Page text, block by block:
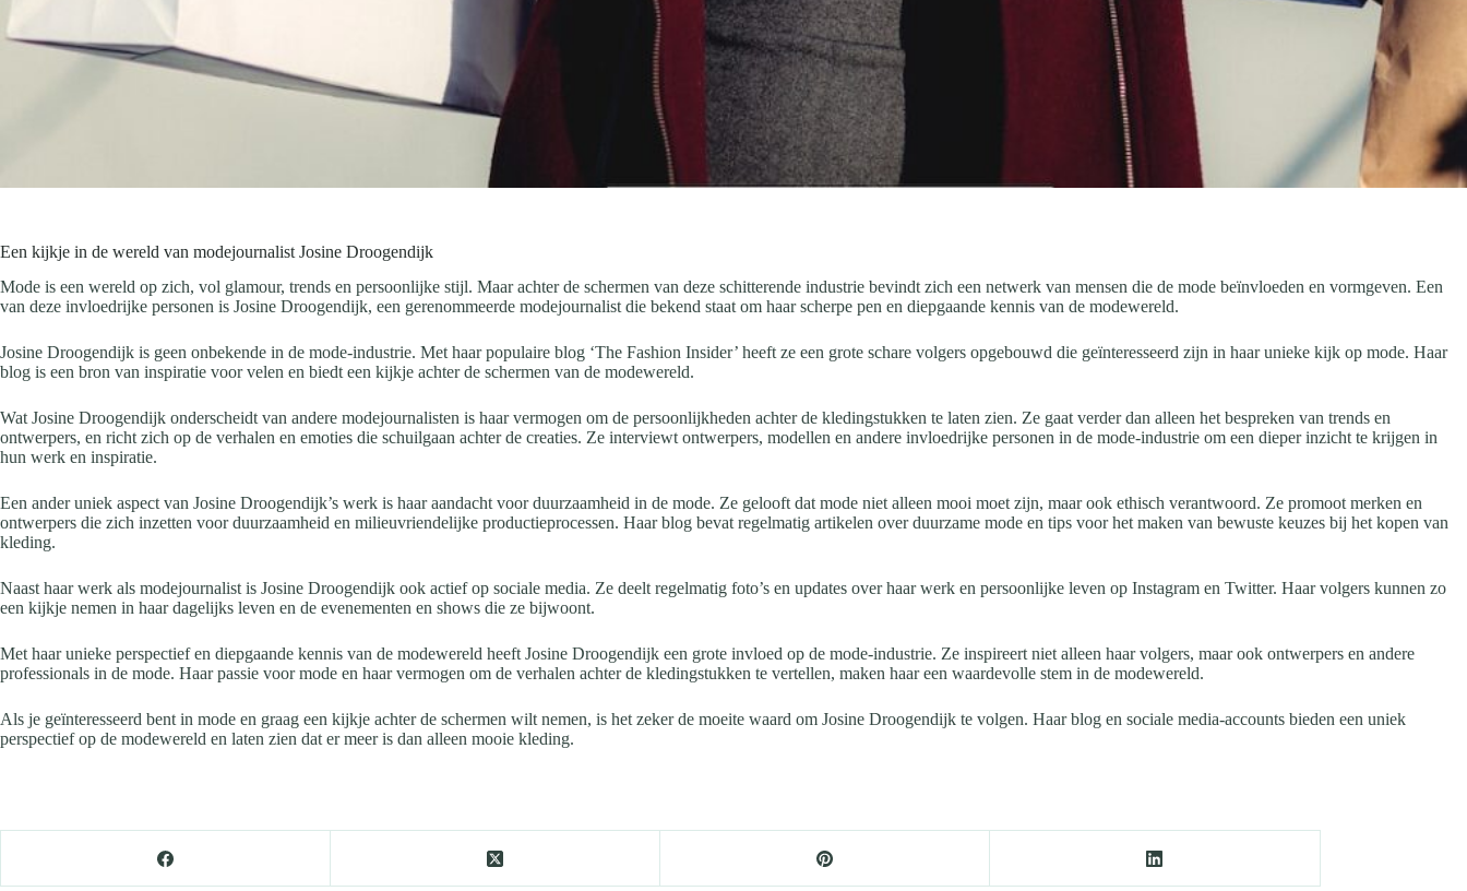
Een kijkje in de wereld van modejournalist Josine Droogendijk
Mode is een wereld op zich, vol glamour, trends en persoonlijke stijl. Maar achter de schermen van deze schitterende industrie bevindt zich een netwerk van mensen die de mode beïnvloeden en vormgeven. Een
van deze invloedrijke personen is Josine Droogendijk, een gerenommeerde modejournalist die bekend staat om haar scherpe pen en diepgaande kennis van de modewereld.
Josine Droogendijk is geen onbekende in de mode-industrie. Met haar populaire blog ‘The Fashion Insider’ heeft ze een grote schare volgers opgebouwd die geïnteresseerd zijn in haar unieke kijk op mode. Haar
blog is een bron van inspiratie voor velen en biedt een kijkje achter de schermen van de modewereld.
Wat Josine Droogendijk onderscheidt van andere modejournalisten is haar vermogen om de persoonlijkheden achter de kledingstukken te laten zien. Ze gaat verder dan alleen het bespreken van trends en
ontwerpers, en richt zich op de verhalen en emoties die schuilgaan achter de creaties. Ze interviewt ontwerpers, modellen en andere invloedrijke personen in de mode-industrie om een dieper inzicht te krijgen in
hun werk en inspiratie.
Een ander uniek aspect van Josine Droogendijk’s werk is haar aandacht voor duurzaamheid in de mode. Ze gelooft dat mode niet alleen mooi moet zijn, maar ook ethisch verantwoord. Ze promoot merken en
ontwerpers die zich inzetten voor duurzaamheid en milieuvriendelijke productieprocessen. Haar blog bevat regelmatig artikelen over duurzame mode en tips voor het maken van bewuste keuzes bij het kopen van
kleding.
Naast haar werk als modejournalist is Josine Droogendijk ook actief op sociale media. Ze deelt regelmatig foto’s en updates over haar werk en persoonlijke leven op Instagram en Twitter. Haar volgers kunnen zo
een kijkje nemen in haar dagelijks leven en de evenementen en shows die ze bijwoont.
Met haar unieke perspectief en diepgaande kennis van de modewereld heeft Josine Droogendijk een grote invloed op de mode-industrie. Ze inspireert niet alleen haar volgers, maar ook ontwerpers en andere
professionals in de mode. Haar passie voor mode en haar vermogen om de verhalen achter de kledingstukken te vertellen, maken haar een waardevolle stem in de modewereld.
Als je geïnteresseerd bent in mode en graag een kijkje achter de schermen wilt nemen, is het zeker de moeite waard om Josine Droogendijk te volgen. Haar blog en sociale media-accounts bieden een uniek
perspectief op de modewereld en laten zien dat er meer is dan alleen mooie kleding.